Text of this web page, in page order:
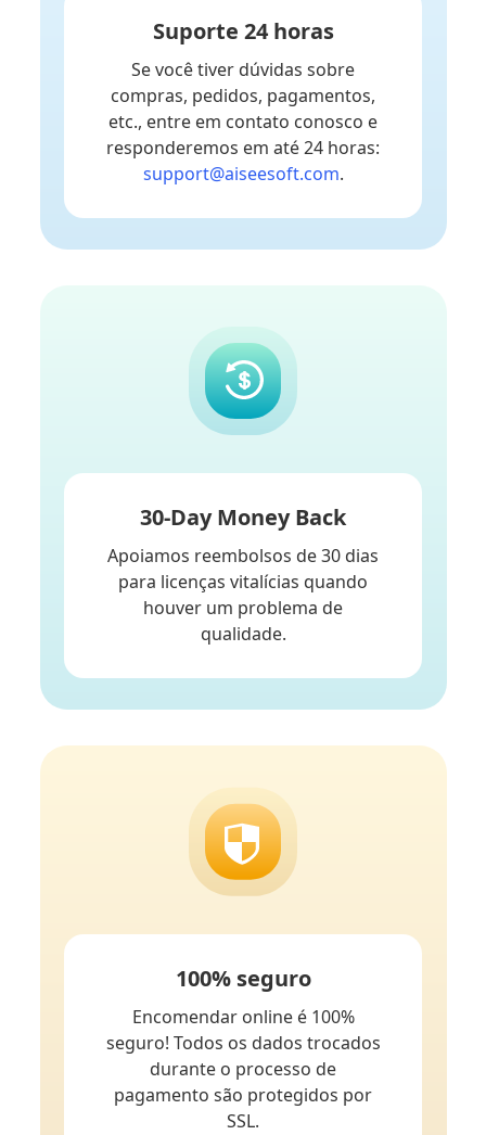
Suporte 24 horas
Se você tiver dúvidas sobre
compras, pedidos, pagamentos,
etc., entre em contato conosco e
responderemos em até 24 horas:
support@aiseesoft.com.
30-Day Money Back
Apoiamos reembolsos de 30 dias
para licenças vitalícias quando
houver um problema de
qualidade.
100% seguro
Encomendar online é 100%
seguro! Todos os dados trocados
durante o processo de
pagamento são protegidos por
SSL.